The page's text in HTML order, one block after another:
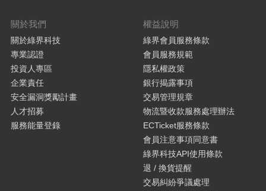
關於我們
關於綠界科技
專業認證
投資人專區
企業責任
安全漏洞獎勵計畫
人才招募
服務能量登錄
權益說明
綠界會員服務條款
會員服務規範
隱私權政策
銀行揭露事項
交易管理規章
物流暨收款服務處理辦法
ECTicket服務條款
會員注意事項同意書
綠界科技API使用條款
退 / 換貨提醒
交易糾紛爭議處理